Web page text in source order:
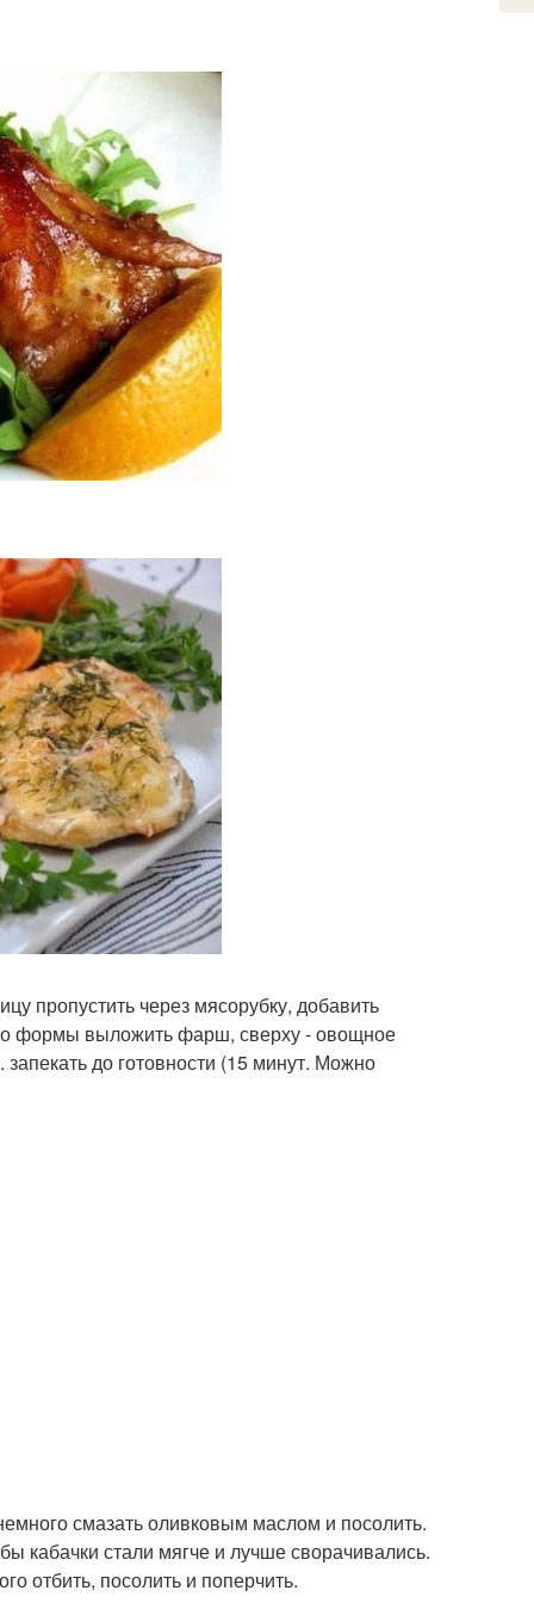
пропустить через мясорубку, добавить
формы выложить фарш, сверху - овощное
до готовности (15 минут. Можно
смазать оливковым маслом и посолить.
кабачки стали мягче и лучше сворачивались.
отбить, посолить и поперчить.